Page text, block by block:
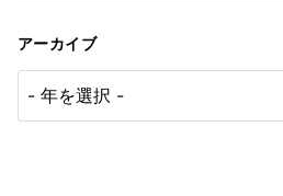
アーカイブ